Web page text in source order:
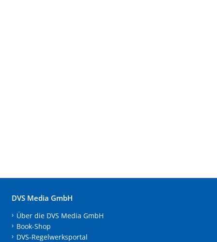
DVS Media GmbH
Über die DVS Media GmbH
Book-Shop
DVS-Regelwerksportal